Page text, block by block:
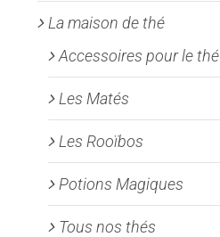
La maison de thé
Accessoires pour le thé
Les Matés
Les Rooïbos
Potions Magiques
Tous nos thés